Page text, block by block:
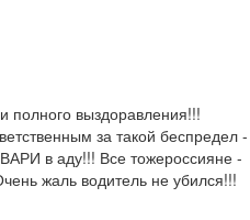
полного выздоравления!!!
за такой беспредел -
в аду!!! Все тожероссияне -
жаль водитель не убился!!!